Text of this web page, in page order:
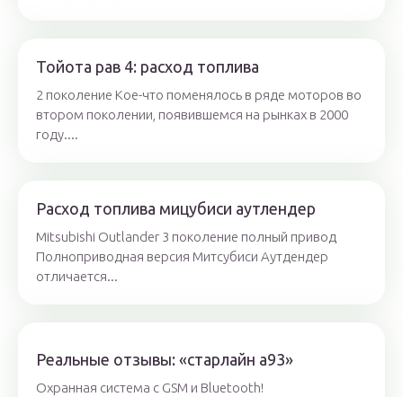
Тойота рав 4: расход топлива
2 поколение Кое-что поменялось в ряде моторов во
втором поколении, появившемся на рынках в 2000
году....
Расход топлива мицубиси аутлендер
Mitsubishi Outlander 3 поколение полный привод
Полноприводная версия Митсубиси Аутдендер
отличается...
Реальные отзывы: «старлайн а93»
Охранная система с GSM и Bluetooth!